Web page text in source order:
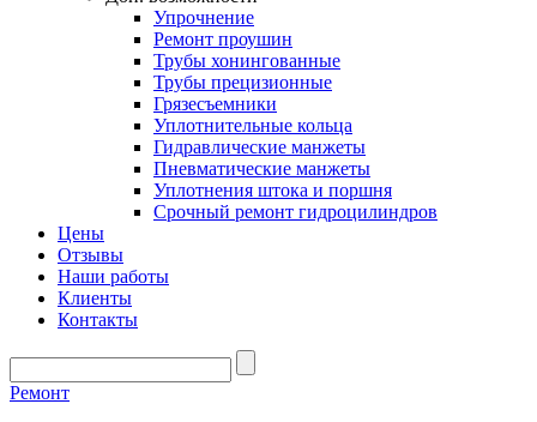
Упрочнение
Ремонт проушин
Трубы хонингованные
Трубы прецизионные
Грязесъемники
Уплотнительные кольца
Гидравлические манжеты
Пневматические манжеты
Уплотнения штока и поршня
Срочный ремонт гидроцилиндров
Цены
Отзывы
Наши работы
Клиенты
Контакты
Ремонт